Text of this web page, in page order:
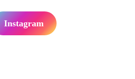
Instagram